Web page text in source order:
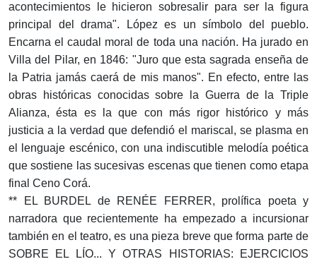
acontecimientos le hicieron sobresalir para ser la figura
principal del drama". López es un símbolo del pueblo.
Encarna el caudal moral de toda una nación. Ha jurado en
Villa del Pilar, en 1846: "Juro que esta sagrada enseña de
la Patria jamás caerá de mis manos". En efecto, entre las
obras históricas conocidas sobre la Guerra de la Triple
Alianza, ésta es la que con más rigor histórico y más
justicia a la verdad que defendió el mariscal, se plasma en
el lenguaje escénico, con una indiscutible melodía poética
que sostiene las sucesivas escenas que tienen como etapa
final Ceno Corá.
** EL BURDEL de RENÉE FERRER, prolífica poeta y
narradora que recientemente ha empezado a incursionar
también en el teatro, es una pieza breve que forma parte de
SOBRE EL LÍO... Y OTRAS HISTORIAS: EJERCICIOS